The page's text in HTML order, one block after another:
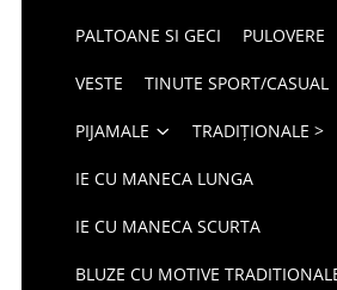
PALTOANE SI GECI PULOVERE
VESTE TINUTE SPORT/CASUAL
PIJAMALE TRADIȚIONALE >
IE CU MANECA LUNGA
IE CU MANECA SCURTA
BLUZE CU MOTIVE